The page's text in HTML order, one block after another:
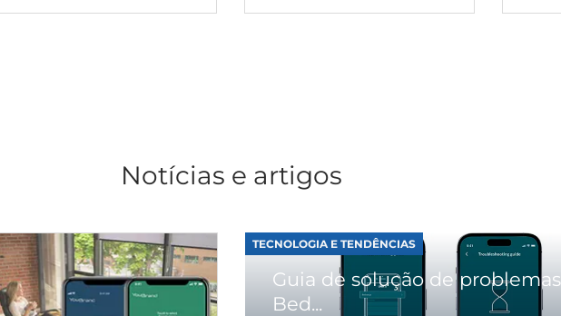
Notícias e artigos
TECNOLOGIA E TENDÊNCIAS
Guia de solução de
Bed...